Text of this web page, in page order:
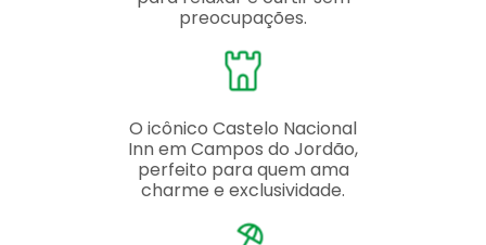
preocupações.
O icônico Castelo Nacional
Inn em Campos do Jordão,
perfeito para quem ama
charme e exclusividade.